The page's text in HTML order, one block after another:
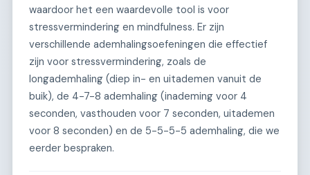
waardoor het een waardevolle tool is voor
stressvermindering en mindfulness. Er zijn
verschillende ademhalingsoefeningen die effectief
zijn voor stressvermindering, zoals de
longademhaling (diep in- en uitademen vanuit de
buik), de 4-7-8 ademhaling (inademing voor 4
seconden, vasthouden voor 7 seconden, uitademen
voor 8 seconden) en de 5-5-5-5 ademhaling, die we
eerder bespraken.